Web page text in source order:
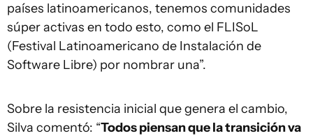
países latinoamericanos, tenemos comunidades
súper activas en todo esto, como el FLISoL
(Festival Latinoamericano de Instalación de
Software Libre) por nombrar una”.
Sobre la resistencia inicial que genera el cambio,
Silva comentó: “Todos piensan que la transición va